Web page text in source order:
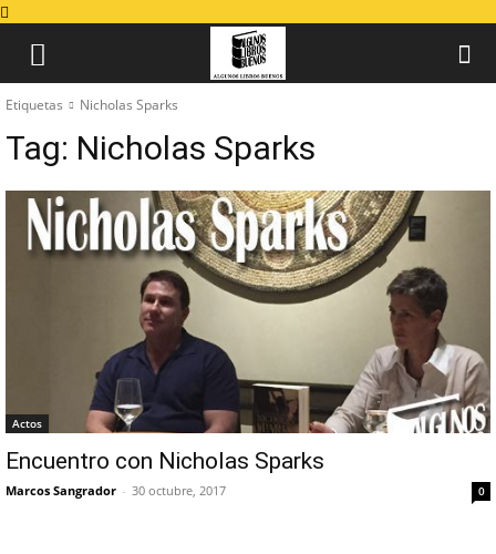
Etiquetas Nicholas Sparks
Tag: Nicholas Sparks
Actos
Encuentro con Nicholas Sparks
Marcos Sangrador - 30 octubre, 2017 0